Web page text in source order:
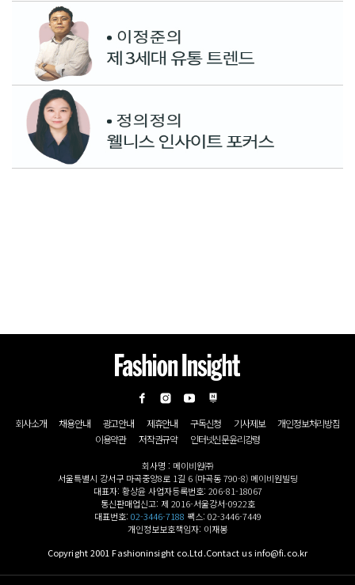
회사소개 채용안내 광고안내 제휴안내 구독신청 기사제보
개인정보처리방침
이용약관
저작권규약 인터넷신문윤리강령
회사명 : 메이비원㈜
서울특별시 강서구 마곡중앙8로 1길 6 (마곡동 790-8) 메이비원빌딩
대표자: 황상윤 사업자등록번호: 206-81-18067
통신판매업신고: 제 2016-서울강서-0922호
대표번호: 02-3446-7188 팩스: 02-3446-7449
개인정보보호책임자: 이재봉
Copyright 2001 Fashioninsight co.Ltd.Contact us info@fi.co.kr